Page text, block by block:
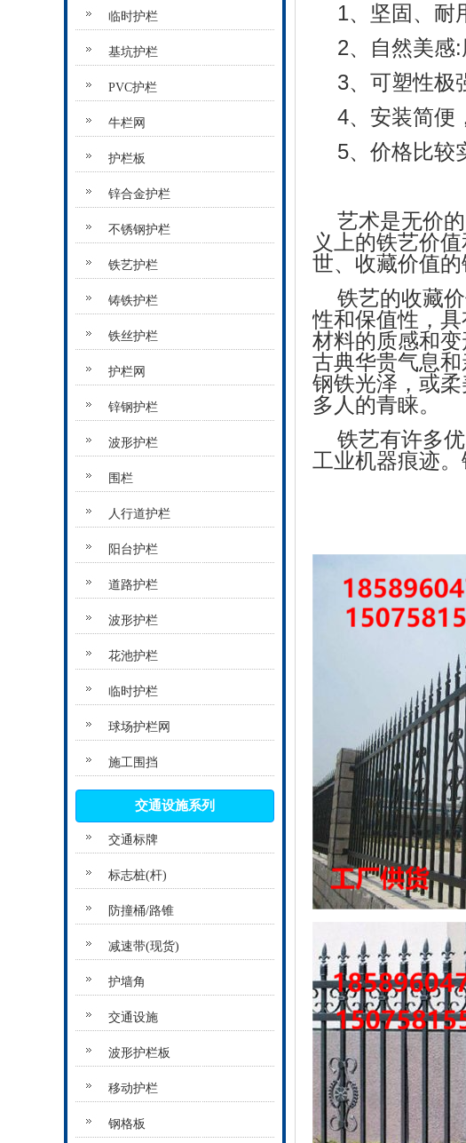
临时护栏
基坑护栏
PVC护栏
牛栏网
护栏板
锌合金护栏
不锈钢护栏
铁艺护栏
铸铁护栏
铁丝护栏
护栏网
锌钢护栏
波形护栏
围栏
人行道护栏
阳台护栏
道路护栏
波形护栏
花池护栏
临时护栏
球场护栏网
施工围挡
交通设施系列
交通标牌
标志桩(杆)
防撞桶/路锥
减速带(现货)
护墙角
交通设施
波形护栏板
移动护栏
钢格板
1、坚固、耐
2、自然美感:
3、可塑性极
4、安装简便
5、价格比较
艺术是无价
义上的铁艺价
世、收藏价值的
铁艺的收藏
性和保值性，
材料的质感和
古典华贵气息
钢铁光泽，或
多人的青睐。
铁艺有许多
工业机器痕迹